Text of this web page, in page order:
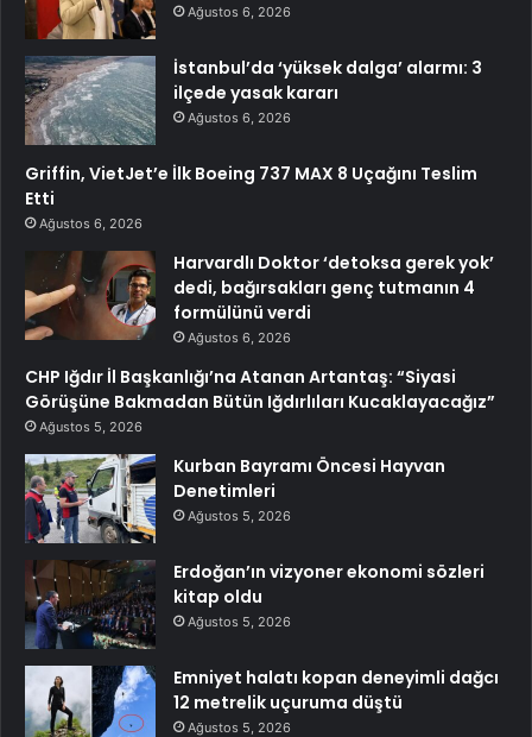
Ağustos 6, 2026
İstanbul’da ‘yüksek dalga’ alarmı: 3
ilçede yasak kararı
Ağustos 6, 2026
Griffin, VietJet’e İlk Boeing 737 MAX 8 Uçağını Teslim
Etti
Ağustos 6, 2026
Harvardlı Doktor ‘detoksa gerek yok’
dedi, bağırsakları genç tutmanın 4
formülünü verdi
Ağustos 6, 2026
CHP Iğdır İl Başkanlığı’na Atanan Artantaş: “Siyasi
Görüşüne Bakmadan Bütün Iğdırlıları Kucaklayacağız”
Ağustos 5, 2026
Kurban Bayramı Öncesi Hayvan
Denetimleri
Ağustos 5, 2026
Erdoğan’ın vizyoner ekonomi sözleri
kitap oldu
Ağustos 5, 2026
Emniyet halatı kopan deneyimli dağcı
12 metrelik uçuruma düştü
Ağustos 5, 2026